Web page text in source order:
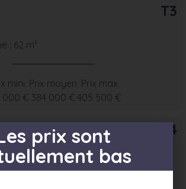
T3
: 62 m²
mini
000 €
Prix moyen
384 000 €
Prix max
405 500 €
T4
: 75 m²
prix sont
bas